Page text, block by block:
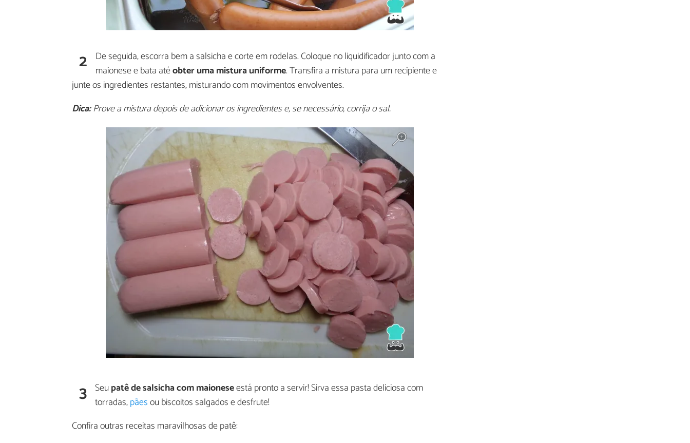
2 De seguida, escorra bem a salsicha e corte em rodelas. Coloque no liquidificador junto com a
maionese e bata atéobter uma mistura uniforme. Transfira a mistura para um recipiente e
junte os ingredientes restantes, misturando com movimentos envolventes.
Dica:Prove a mistura depois de adicionar os ingredientes e, se necessário, corrija o sal.
3 Seupatê de salsicha com maioneseestá pronto a servir! Sirva essa pasta deliciosa com
torradas,pãesou biscoitos salgados e desfrute!
Confira outras receitas maravilhosas de patê: